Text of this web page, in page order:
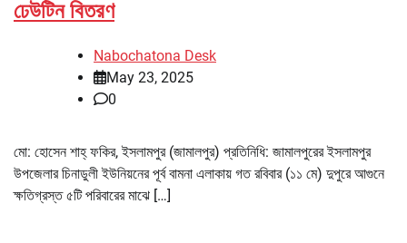
ঢেউটিন বিতরণ
Nabochatona Desk
May 23, 2025
0
মো: হোসেন শাহ্ ফকির, ইসলামপুর (জামালপুর) প্রতিনিধি: জামালপুরের ইসলামপুর
উপজেলার চিনাডুলী ইউনিয়নের পূর্ব বামনা এলাকায় গত রবিবার (১১ মে) দুপুরে আগুনে
ক্ষতিগ্রস্ত ৫টি পরিবারের মাঝে […]